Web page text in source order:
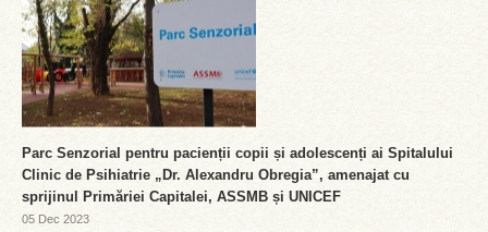
Parc Senzorial pentru pacienții copii și adolescenți ai Spitalului
Clinic de Psihiatrie „Dr. Alexandru Obregia”, amenajat cu
sprijinul Primăriei Capitalei, ASSMB și UNICEF
05 Dec 2023